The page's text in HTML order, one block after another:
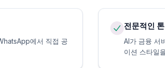
에서 직접 공
전문적인 톤
AI가 금융 서
이션 스타일